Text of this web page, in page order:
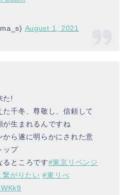
August 1, 2021
た!
千冬、尊敬し、信頼して
が生まれるんですね
から遂に明らかにされた意
ップ
るところです#東京リベンジ
がりたい #東リべ